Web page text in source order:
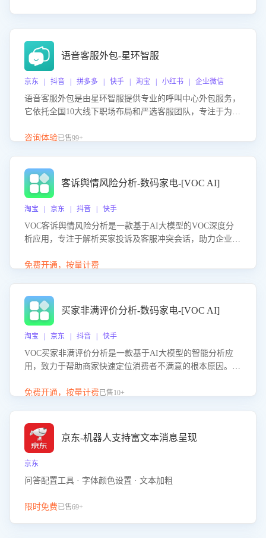
语音客服外包-星环智服
京东 | 抖音 | 拼多多 | 快手 | 淘宝 | 小红书 | 企业微信
语音客服外包是由星环智服提供专业的呼叫中心外包服务，
它依托全国10大线下职场布局和严选客服团队，专注于为企
客服团队和智能工具提升语音客服服务效率和质量，帮助企
咨询体验已售99+
客诉舆情风险分析-数码家电-[VOC AI]
淘宝 | 京东 | 抖音 | 快手
VOC客诉舆情风险分析是一款基于AI大模型的VOC深度分
析应用，专注于解析买家投诉及客服冲突会话，助力企业精
别客户情绪、归因争议根源，并客观评估客服应对合理性与
能力，阻断差评扩散，维护品牌声誉，实现客户满意度的持
续提升。
免费开通，按量计费
买家非满评价分析-数码家电-[VOC AI]
淘宝 | 京东 | 抖音 | 快手
VOC买家非满评价分析是一款基于AI大模型的智能分析应
用，致力于帮助商家快速定位消费者不满意的根本原因。该
客服原因或其它部门原因，明确责任归属，提供可落地的改
改，有效提升客户满意度和店铺整体服务质量。
免费开通，按量计费已售10+
京东-机器人支持富文本消息呈现
京东
问答配置工具 · 字体颜色设置 · 文本加粗
限时免费已售69+